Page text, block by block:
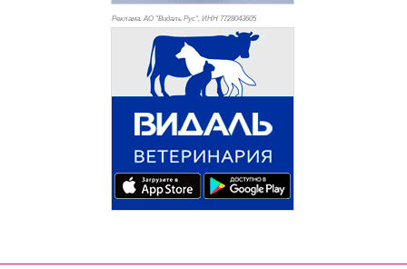
Реклама. АО "Видаль Рус", ИНН 7728043605